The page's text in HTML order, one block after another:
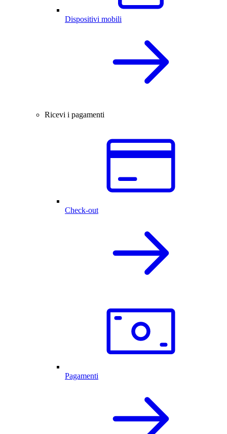
Dispositivi mobili
Ricevi i pagamenti
Check-out
Pagamenti